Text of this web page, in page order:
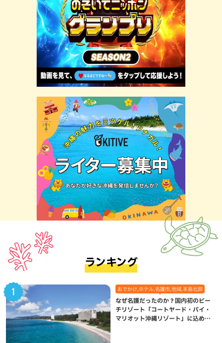
ランキング
おでかけ,ホテル,名護市,地域,本島北部
なぜ名護だったのか？国内初のビー
チリゾート「コートヤード・バイ・
マリオット沖縄リゾート」に込めら